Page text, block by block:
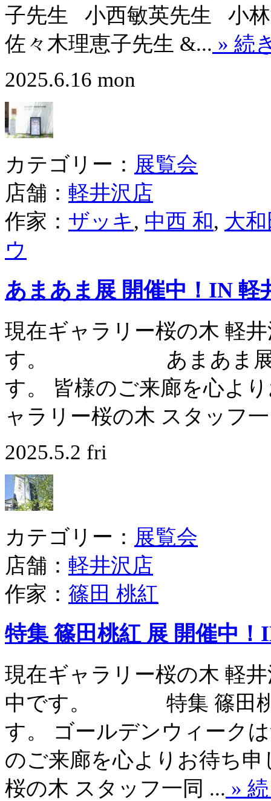
子先生 小西敏英先生 小
佐々木理恵子先生 &... » 続
2025.6.16 mon
カテゴリー： 展覧会
店舗： 軽井沢店
作家： ザッキ, 中西 和, 大
ウ
あまあま展 開催中！IN 軽
現在ギャラリー桜の木 軽
す。 あまあま展は、
す。 皆様のご来廊を心よ
ャラリー桜の木 スタッフ
2025.5.2 fri
カテゴリー： 展覧会
店舗： 軽井沢店
作家： 篠田 桃紅
特集 篠田桃紅 展 開催中！
現在ギャラリー桜の木 軽
中です。 特集 篠田桃紅
す。 ゴールデンウィーク
のご来廊を心よりお待ち
桜の木 スタッフ一同 ... »